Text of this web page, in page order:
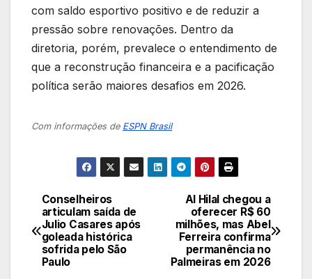
com saldo esportivo positivo e de reduzir a
pressão sobre renovações. Dentro da
diretoria, porém, prevalece o entendimento de
que a reconstrução financeira e a pacificação
política serão maiores desafios em 2026.
Com informações de ESPN Brasil
Navegação
de
Post
Al Hilal chegou a
oferecer R$ 60
milhões, mas Abel
Ferreira confirma
permanência no
Palmeiras em 2026
Conselheiros
articulam saída de
Julio Casares após
goleada histórica
sofrida pelo São
Paulo